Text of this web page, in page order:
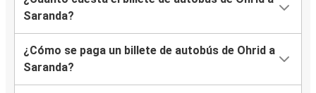
Saranda?
¿Cómo se paga un billete de autobús de Ohrid a
Saranda?